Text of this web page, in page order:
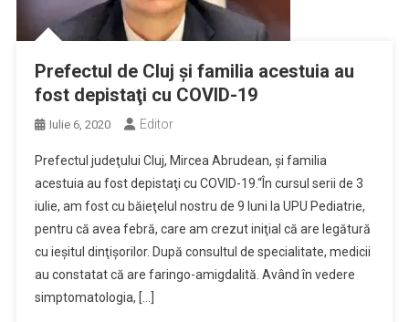
Prefectul de Cluj şi familia acestuia au
fost depistaţi cu COVID-19
Iulie 6, 2020 Editor
Prefectul judeţului Cluj, Mircea Abrudean, şi familia
acestuia au fost depistaţi cu COVID-19.“În cursul serii de 3
iulie, am fost cu băieţelul nostru de 9 luni la UPU Pediatrie,
pentru că avea febră, care am crezut iniţial că are legătură
cu ieşitul dinţişorilor. După consultul de specialitate, medicii
au constatat că are faringo-amigdalită. Având în vedere
simptomatologia, […]